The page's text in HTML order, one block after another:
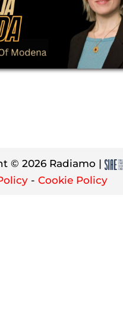
© 2026 Radiamo |
-Cookie Policy